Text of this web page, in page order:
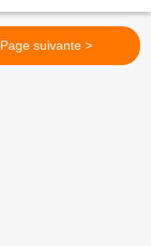
Page suivante >